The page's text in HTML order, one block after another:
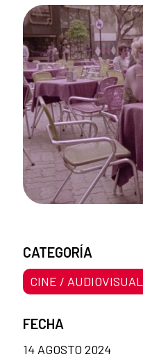
CATEGORÍA
CINE / AUDIOVISUAL
FECHA
14 AGOSTO 2024